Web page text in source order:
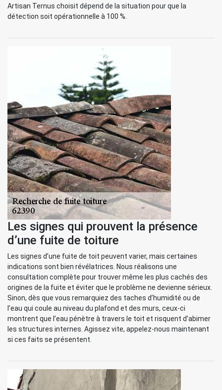
Artisan Ternus choisit dépend de la situation pour que la
détection soit opérationnelle à 100 %.
Les signes qui prouvent la présence
d’une fuite de toiture
Les signes d’une fuite de toit peuvent varier, mais certaines
indications sont bien révélatrices. Nous réalisons une
consultation complète pour trouver même les plus cachés des
origines de la fuite et éviter que le problème ne devienne sérieux.
Sinon, dès que vous remarquiez des taches d’humidité ou de
l’eau qui coule au niveau du plafond et des murs, ceux-ci
montrent que l’eau pénètre à travers le toit et risquent d’abimer
les structures internes. Agissez vite, appelez-nous maintenant
si ces faits se présentent.